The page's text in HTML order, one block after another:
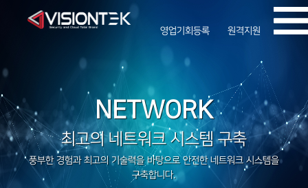
원격지원
영업기회등록
NETWORK
최고의 네트워크 시스템 구축
풍부한 경험과 최고의 기술력을 바탕으로 안전한 네트워크 시스템을
구축합니다.